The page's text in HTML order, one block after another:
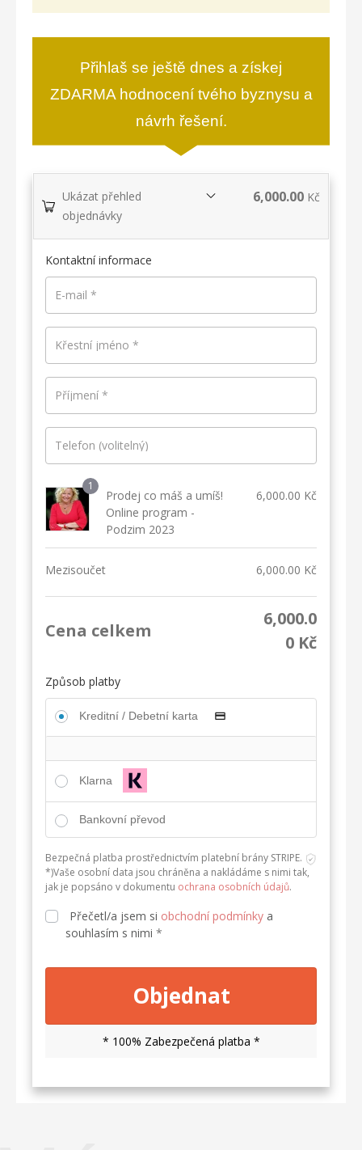
Přihlaš se ještě dnes a získej
ZDARMA hodnocení tvého byznysu a
návrh řešení.
Ukázat přehled
objednávky
6,000.00 Kč
Kontaktní informace
E-mail *
Křestní jméno *
Příjmení *
Telefon (volitelný)
1
Prodej co máš a umíš!
Online program -
Podzim 2023
6,000.00 Kč
Mezisoučet 6,000.00 Kč
Cena celkem
6,000.0
0 Kč
Způsob platby
Kreditní / Debetní karta
Klarna
Bankovní převod
Bezpečná platba prostřednictvím platební brány STRIPE.
*)Vaše osobní data jsou chráněna a nakládáme s nimi tak,
jak je popsáno v dokumentu ochrana osobních údajů.
Přečetl/a jsem si obchodní podmínky a
souhlasím s nimi *
Objednat
* 100% Zabezpečená platba *